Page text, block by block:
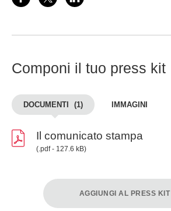
Componi il tuo press kit
DOCUMENTI (1) IMMAGINI
Il comunicato stampa
(.pdf - 127.6 kB)
AGGIUNGI AL PRESS KIT